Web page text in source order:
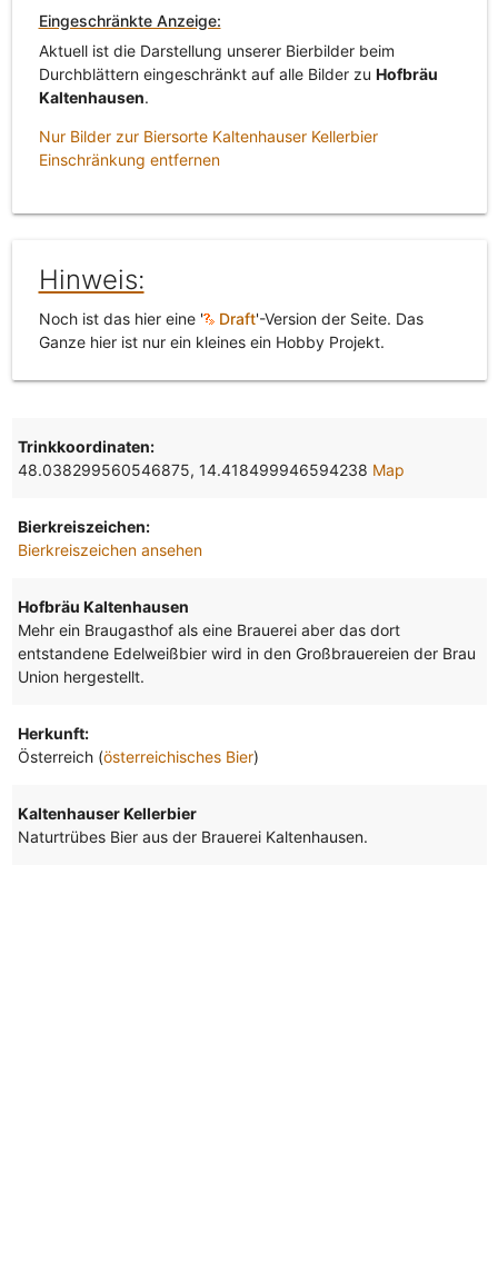
Eingeschränkte Anzeige:
Aktuell ist die Darstellung unserer Bierbilder beim
Durchblättern eingeschränkt auf alle Bilder zu Hofbräu
Kaltenhausen.
Nur Bilder zur Biersorte Kaltenhauser Kellerbier
Einschränkung entfernen
Hinweis:
Noch ist das hier eine ' Draft'-Version der Seite. Das
Ganze hier ist nur ein kleines ein Hobby Projekt.
Trinkkoordinaten:
48.038299560546875, 14.418499946594238 Map
Bierkreiszeichen:
Bierkreiszeichen ansehen
Hofbräu Kaltenhausen
Mehr ein Braugasthof als eine Brauerei aber das dort
entstandene Edelweißbier wird in den Großbrauereien der Brau
Union hergestellt.
Herkunft:
Österreich (österreichisches Bier)
Kaltenhauser Kellerbier
Naturtrübes Bier aus der Brauerei Kaltenhausen.